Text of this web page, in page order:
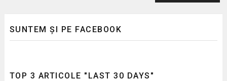
SUNTEM ȘI PE FACEBOOK
TOP 3 ARTICOLE "LAST 30 DAYS"